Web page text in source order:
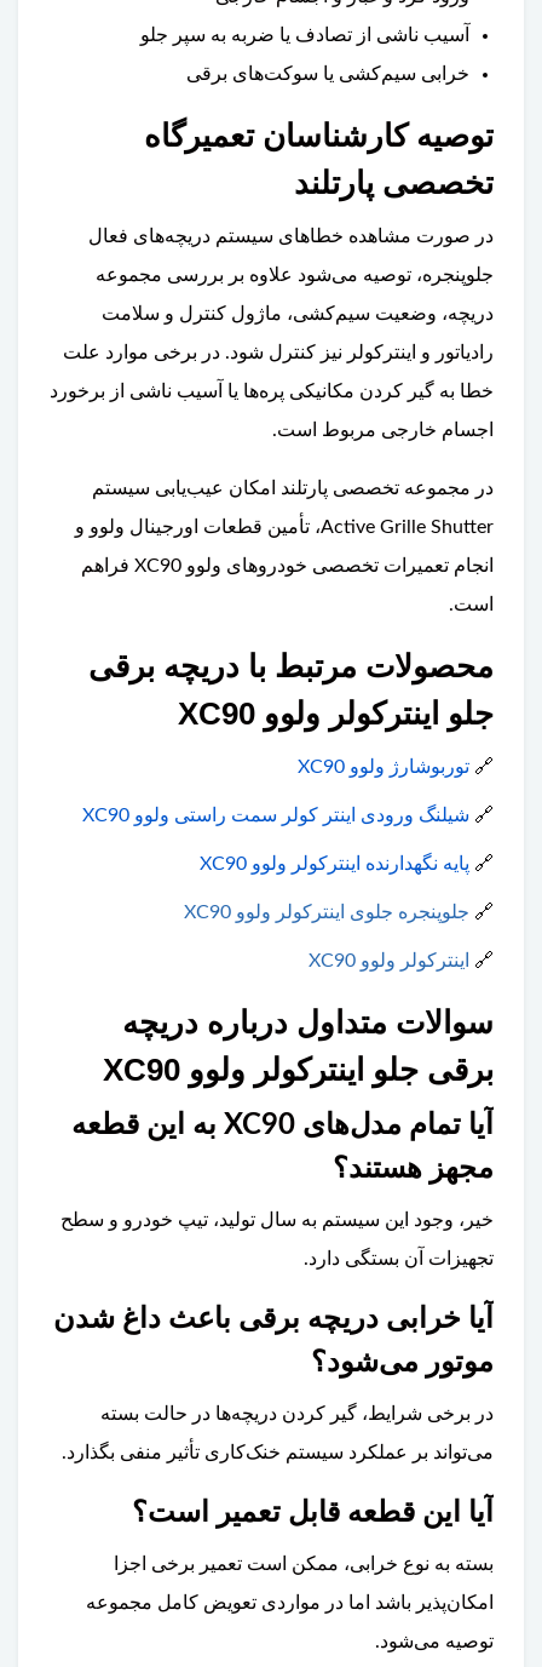
آسیب ناشی از تصادف یا ضربه به سپر جلو
خرابی سیم‌کشی یا سوکت‌های برقی
توصیه کارشناسان تعمیرگاه
تخصصی پارتلند
در صورت مشاهده خطاهای سیستم دریچه‌های فعال
جلوپنجره، توصیه می‌شود علاوه بر بررسی مجموعه
دریچه، وضعیت سیم‌کشی، ماژول کنترل و سلامت
رادیاتور و اینترکولر نیز کنترل شود. در برخی موارد علت
خطا به گیر کردن مکانیکی پره‌ها یا آسیب ناشی از برخورد
اجسام خارجی مربوط است.
در مجموعه تخصصی پارتلند امکان عیب‌یابی سیستم
Active Grille Shutter، تأمین قطعات اورجینال ولوو و
انجام تعمیرات تخصصی خودروهای ولوو XC90 فراهم
است.
محصولات مرتبط با دریچه برقی
جلو اینترکولر ولوو XC90
🔗 توربوشارژ ولوو XC90
🔗 شیلنگ ورودی اینتر کولر سمت راستی ولوو XC90
🔗 پایه نگهدارنده اینترکولر ولوو XC90
🔗 جلوپنجره جلوی اینترکولر ولوو XC90
🔗 اینترکولر ولوو XC90
سوالات متداول درباره دریچه
برقی جلو اینترکولر ولوو XC90
آیا تمام مدل‌های XC90 به این قطعه
مجهز هستند؟
خیر، وجود این سیستم به سال تولید، تیپ خودرو و سطح
تجهیزات آن بستگی دارد.
آیا خرابی دریچه برقی باعث داغ شدن
موتور می‌شود؟
در برخی شرایط، گیر کردن دریچه‌ها در حالت بسته
می‌تواند بر عملکرد سیستم خنک‌کاری تأثیر منفی بگذارد.
آیا این قطعه قابل تعمیر است؟
بسته به نوع خرابی، ممکن است تعمیر برخی اجزا
امکان‌پذیر باشد اما در مواردی تعویض کامل مجموعه
توصیه می‌شود.